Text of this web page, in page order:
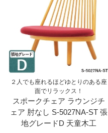
２人でも座れるほどゆとりのある座
面でリラックス！
スポークチェア ラウンジチ
ェア 肘なし S-5027NA-ST 張
地グレードD 天童木工